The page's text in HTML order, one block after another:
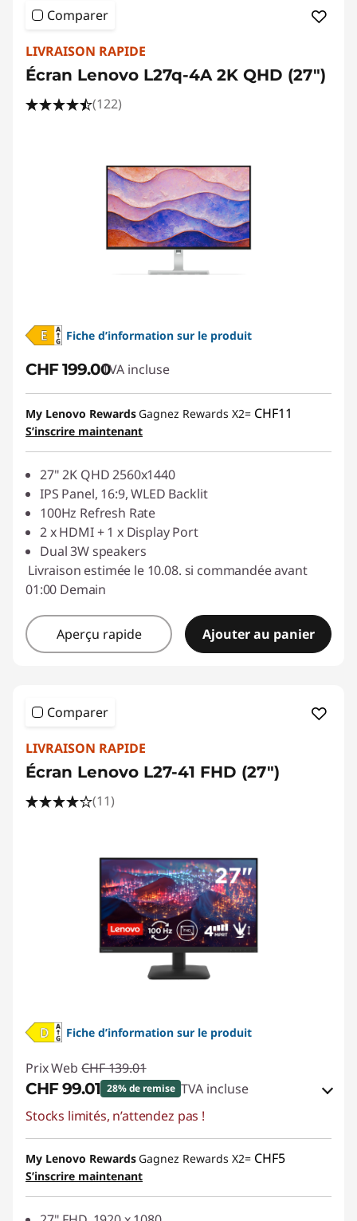
Comparer
LIVRAISON RAPIDE
Écran Lenovo L27q-4A 2K QHD (27")
(122)
Fiche d’information sur le produit
CHF 199.00TVA incluse
My Lenovo Rewards Gagnez Rewards X2= CHF11
S’inscrire maintenant
27" 2K QHD 2560x1440
IPS Panel, 16:9, WLED Backlit
100Hz Refresh Rate
2 x HDMI + 1 x Display Port
Dual 3W speakers
Livraison estimée le 10.08. si commandée avant
01:00 Demain
Aperçu rapide Ajouter au panier
Comparer
LIVRAISON RAPIDE
Écran Lenovo L27-41 FHD (27")
(11)
Fiche d’information sur le produit
Prix Web CHF 139.01
CHF 99.01 28% de remise TVA incluse
Bons de réduction en ligne :
Code de réduction :SALES
Stocks limités, n’attendez pas !
My Lenovo Rewards Gagnez Rewards X2= CHF5
S’inscrire maintenant